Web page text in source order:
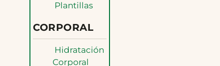
Plantillas
CORPORAL
Hidratación
Corporal